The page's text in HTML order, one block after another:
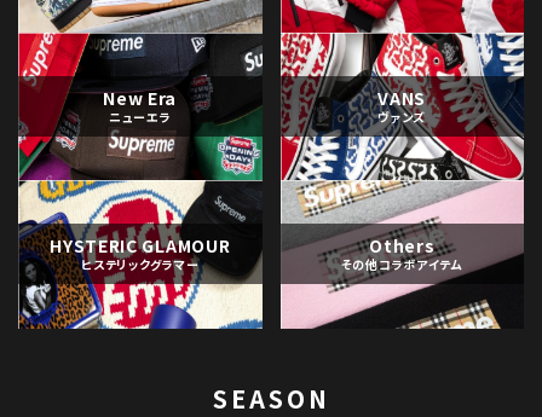
New Era
ニューエラ
VANS
ヴァンズ
HYSTERIC GLAMOUR
ヒステリックグラマー
Others
その他コラボアイテム
SEASON